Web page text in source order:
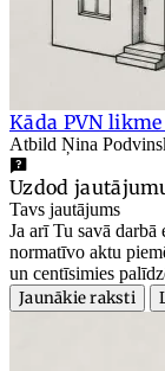
Kāda PVN
Atbild Ņina
Uzdod
Tavs jautājums
Ja arī Tu savā darbā
normatīvo aktu
un centīsimies
Jaunākie raksti